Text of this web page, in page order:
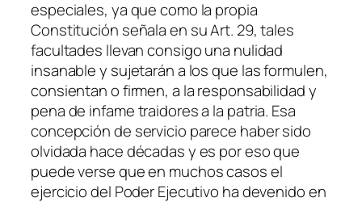
especiales, ya que como la propia
Constitución señala en su Art. 29, tales
facultades llevan consigo una nulidad
insanable y sujetarán a los que las formulen,
consientan o firmen, a la responsabilidad y
pena de infame traidores a la patria. Esa
concepción de servicio parece haber sido
olvidada hace décadas y es por eso que
puede verse que en muchos casos el
ejercicio del Poder Ejecutivo ha devenido en